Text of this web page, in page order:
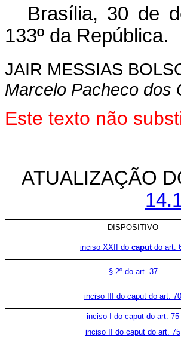
Brasília, 30 de
133º da República.
JAIR MESSIAS
Marcelo Pacheco dos
Este texto não
ATUALIZAÇÃO
DISPOSITIVO
inciso XXII do caput do art.
§ 2º do art. 37
inciso III do caput do art. 70
inciso I do caput do art. 75
inciso II do caput do art. 75